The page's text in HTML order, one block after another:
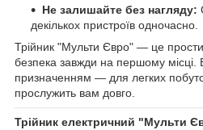
Не залишайте без нагляду:
декількох пристроїв одночасно.
Трійник "Мульти Євро" — це
безпека завжди на першому місці.
призначенням — для легких
прослужить вам довго.
Трійник електричний "Мульти